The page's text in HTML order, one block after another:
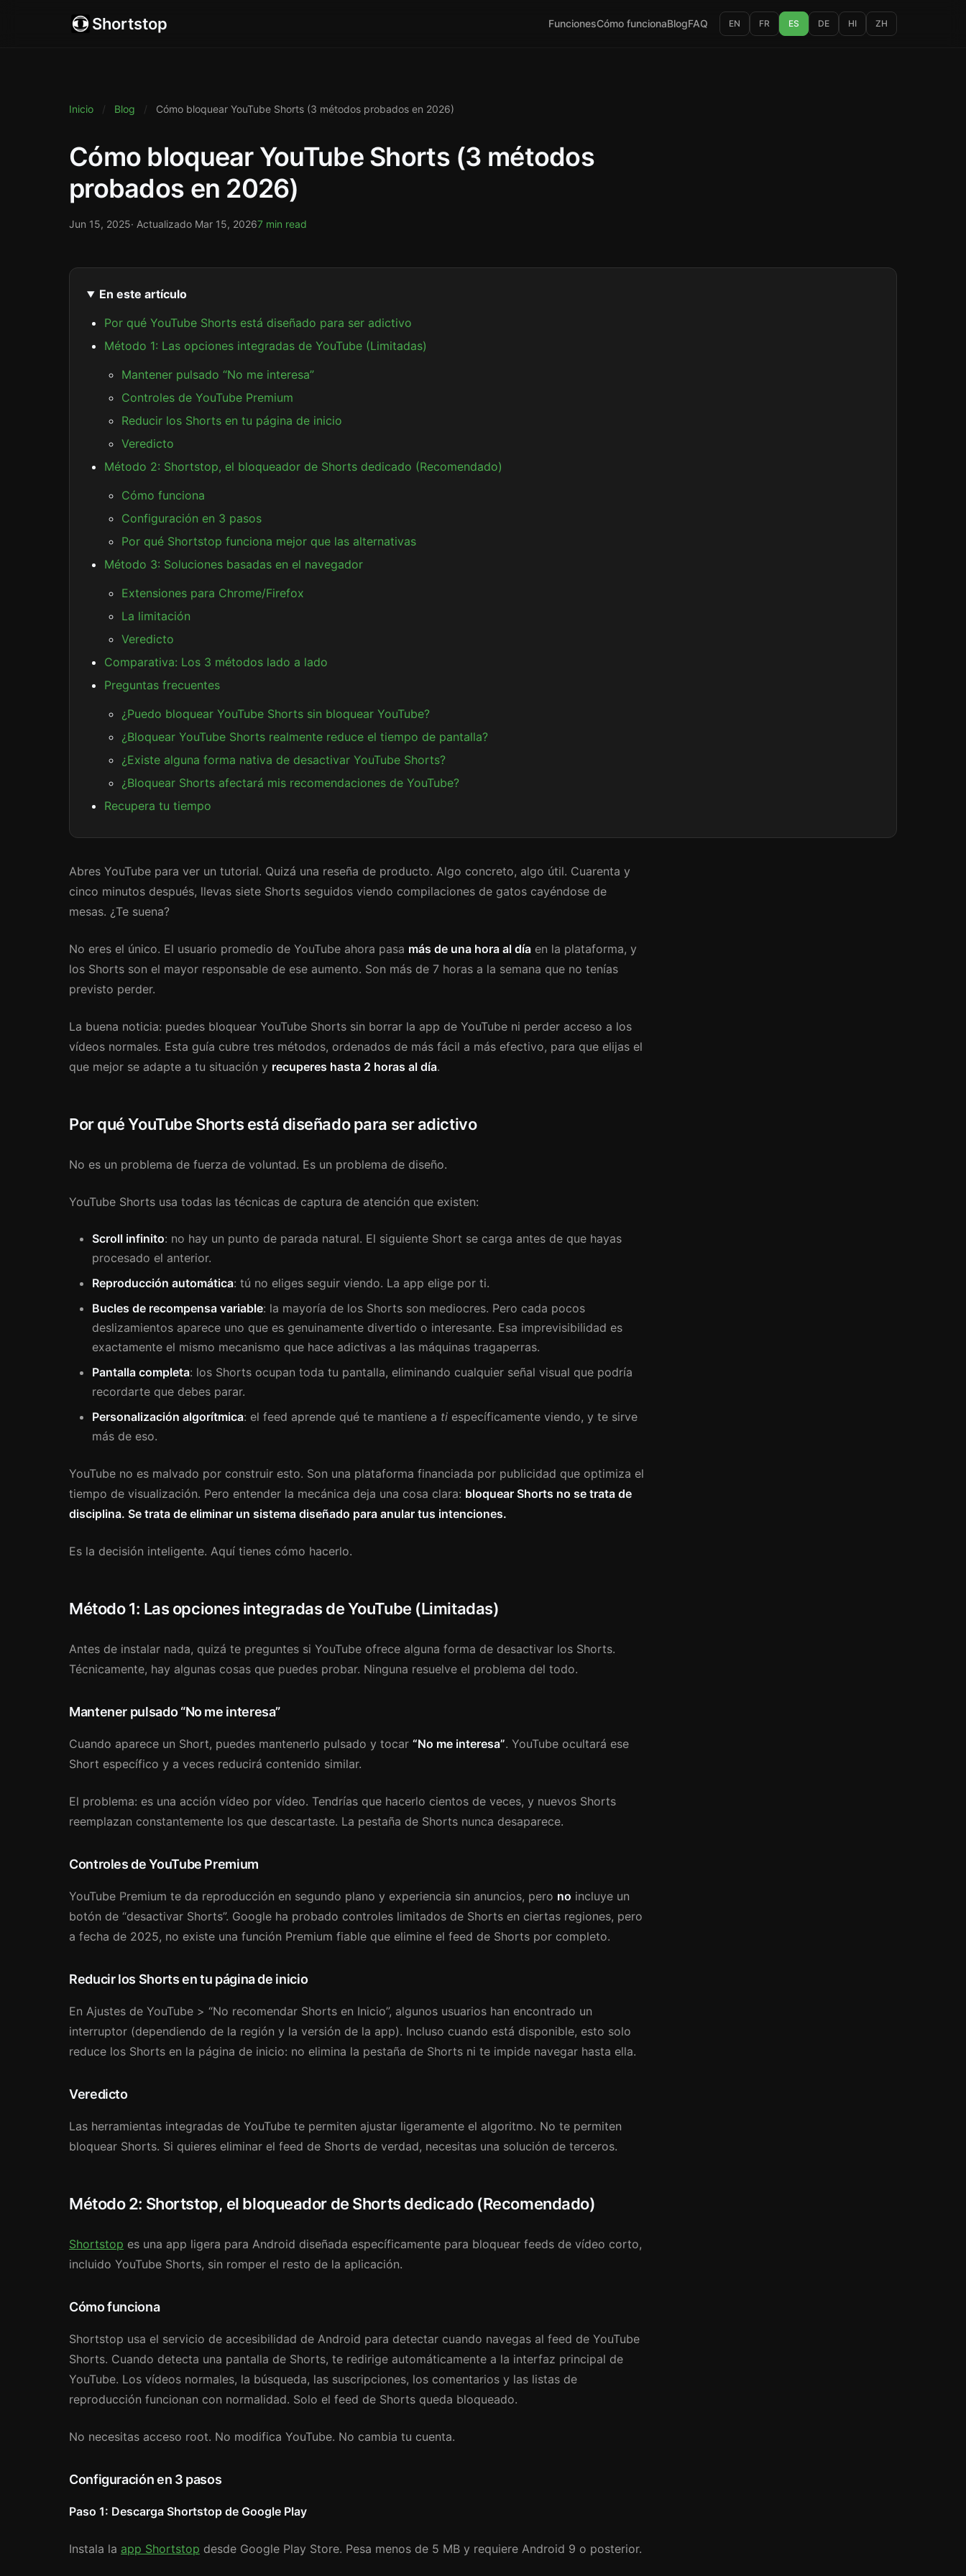
Shortstop FuncionesCómo funcionaBlogFAQ EN FR ES DE HI ZH
Inicio / Blog / Cómo bloquear YouTube Shorts (3 métodos probados en 2026)
Cómo bloquear YouTube Shorts (3 métodos
probados en 2026)
Jun 15, 2025· Actualizado Mar 15, 20267 min read
En este artículo
Por qué YouTube Shorts está diseñado para ser adictivo
Método 1: Las opciones integradas de YouTube (Limitadas)
Mantener pulsado “No me interesa”
Controles de YouTube Premium
Reducir los Shorts en tu página de inicio
Veredicto
Método 2: Shortstop, el bloqueador de Shorts dedicado (Recomendado)
Cómo funciona
Configuración en 3 pasos
Por qué Shortstop funciona mejor que las alternativas
Método 3: Soluciones basadas en el navegador
Extensiones para Chrome/Firefox
La limitación
Veredicto
Comparativa: Los 3 métodos lado a lado
Preguntas frecuentes
¿Puedo bloquear YouTube Shorts sin bloquear YouTube?
¿Bloquear YouTube Shorts realmente reduce el tiempo de pantalla?
¿Existe alguna forma nativa de desactivar YouTube Shorts?
¿Bloquear Shorts afectará mis recomendaciones de YouTube?
Recupera tu tiempo
Abres YouTube para ver un tutorial. Quizá una reseña de producto. Algo concreto, algo útil. Cuarenta y
cinco minutos después, llevas siete Shorts seguidos viendo compilaciones de gatos cayéndose de
mesas. ¿Te suena?
No eres el único. El usuario promedio de YouTube ahora pasa más de una hora al día en la plataforma, y
los Shorts son el mayor responsable de ese aumento. Son más de 7 horas a la semana que no tenías
previsto perder.
La buena noticia: puedes bloquear YouTube Shorts sin borrar la app de YouTube ni perder acceso a los
vídeos normales. Esta guía cubre tres métodos, ordenados de más fácil a más efectivo, para que elijas el
que mejor se adapte a tu situación y recuperes hasta 2 horas al día.
Por qué YouTube Shorts está diseñado para ser adictivo
No es un problema de fuerza de voluntad. Es un problema de diseño.
YouTube Shorts usa todas las técnicas de captura de atención que existen:
Scroll infinito: no hay un punto de parada natural. El siguiente Short se carga antes de que hayas
procesado el anterior.
Reproducción automática: tú no eliges seguir viendo. La app elige por ti.
Bucles de recompensa variable: la mayoría de los Shorts son mediocres. Pero cada pocos
deslizamientos aparece uno que es genuinamente divertido o interesante. Esa imprevisibilidad es
exactamente el mismo mecanismo que hace adictivas a las máquinas tragaperras.
Pantalla completa: los Shorts ocupan toda tu pantalla, eliminando cualquier señal visual que podría
recordarte que debes parar.
Personalización algorítmica: el feed aprende qué te mantiene a ti específicamente viendo, y te sirve
más de eso.
YouTube no es malvado por construir esto. Son una plataforma financiada por publicidad que optimiza el
tiempo de visualización. Pero entender la mecánica deja una cosa clara: bloquear Shorts no se trata de
disciplina. Se trata de eliminar un sistema diseñado para anular tus intenciones.
Es la decisión inteligente. Aquí tienes cómo hacerlo.
Método 1: Las opciones integradas de YouTube (Limitadas)
Antes de instalar nada, quizá te preguntes si YouTube ofrece alguna forma de desactivar los Shorts.
Técnicamente, hay algunas cosas que puedes probar. Ninguna resuelve el problema del todo.
Mantener pulsado “No me interesa”
Cuando aparece un Short, puedes mantenerlo pulsado y tocar “No me interesa”. YouTube ocultará ese
Short específico y a veces reducirá contenido similar.
El problema: es una acción vídeo por vídeo. Tendrías que hacerlo cientos de veces, y nuevos Shorts
reemplazan constantemente los que descartaste. La pestaña de Shorts nunca desaparece.
Controles de YouTube Premium
YouTube Premium te da reproducción en segundo plano y experiencia sin anuncios, pero no incluye un
botón de “desactivar Shorts”. Google ha probado controles limitados de Shorts en ciertas regiones, pero
a fecha de 2025, no existe una función Premium fiable que elimine el feed de Shorts por completo.
Reducir los Shorts en tu página de inicio
En Ajustes de YouTube > “No recomendar Shorts en Inicio”, algunos usuarios han encontrado un
interruptor (dependiendo de la región y la versión de la app). Incluso cuando está disponible, esto solo
reduce los Shorts en la página de inicio: no elimina la pestaña de Shorts ni te impide navegar hasta ella.
Veredicto
Las herramientas integradas de YouTube te permiten ajustar ligeramente el algoritmo. No te permiten
bloquear Shorts. Si quieres eliminar el feed de Shorts de verdad, necesitas una solución de terceros.
Método 2: Shortstop, el bloqueador de Shorts dedicado (Recomendado)
Shortstop es una app ligera para Android diseñada específicamente para bloquear feeds de vídeo corto,
incluido YouTube Shorts, sin romper el resto de la aplicación.
Cómo funciona
Shortstop usa el servicio de accesibilidad de Android para detectar cuando navegas al feed de YouTube
Shorts. Cuando detecta una pantalla de Shorts, te redirige automáticamente a la interfaz principal de
YouTube. Los vídeos normales, la búsqueda, las suscripciones, los comentarios y las listas de
reproducción funcionan con normalidad. Solo el feed de Shorts queda bloqueado.
No necesitas acceso root. No modifica YouTube. No cambia tu cuenta.
Configuración en 3 pasos
Paso 1: Descarga Shortstop de Google Play
Instala la app Shortstop desde Google Play Store. Pesa menos de 5 MB y requiere Android 9 o posterior.